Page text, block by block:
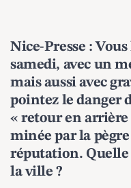
Nice-Presse :
samedi, avec un
mais aussi avec
pointez le danger
« retour en
minée par la
réputation. Quelle
la ville ?